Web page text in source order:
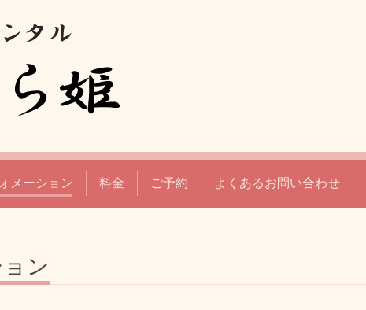
メーション 料金 ご予約 よくあるお問い合わせ
ン